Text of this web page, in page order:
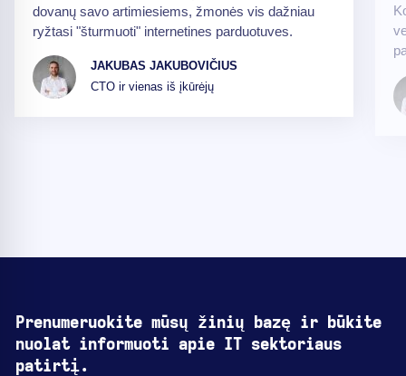
dovanų savo artimiesiems, žmonės vis dažniau
ryžtasi "šturmuoti" internetines parduotuves.
JAKUBAS JAKUBOVIČIUS
CTO ir vienas iš įkūrėjų
Prenumeruokite mūsų žinių bazę ir būkite
nuolat informuoti apie IT sektoriaus
patirtį.